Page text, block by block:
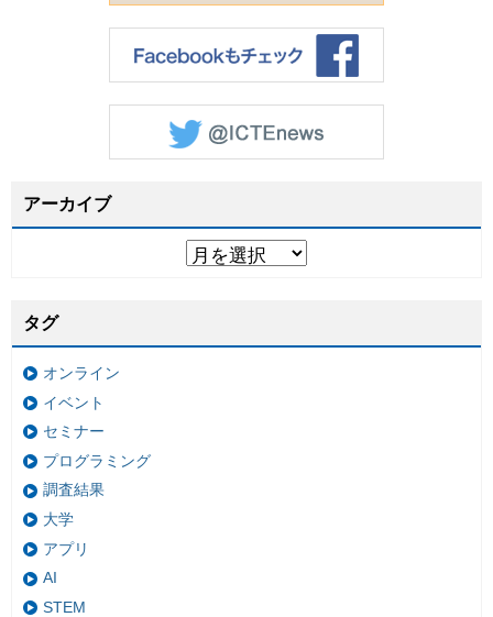
アーカイブ
タグ
オンライン
イベント
セミナー
プログラミング
調査結果
大学
アプリ
AI
STEM